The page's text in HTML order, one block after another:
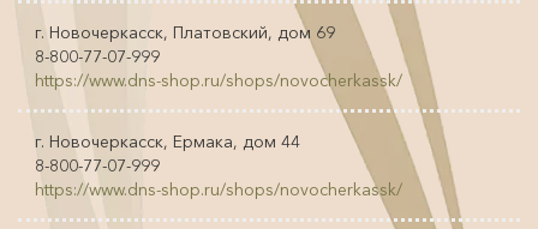
г. Новочеркасск, Платовский, дом 69
8-800-77-07-999
https://www.dns-shop.ru/shops/novocherkassk/
г. Новочеркасск, Ермака, дом 44
8-800-77-07-999
https://www.dns-shop.ru/shops/novocherkassk/